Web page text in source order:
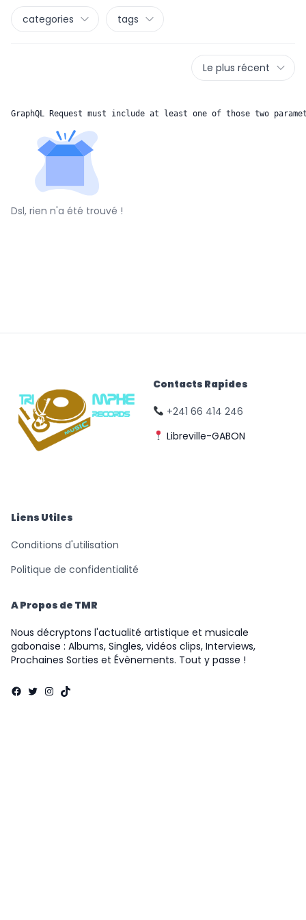
categories tags
Le plus récent
GraphQL Request must include at least one of those two
Dsl, rien n'a été trouvé !
Contacts Rapides
+241 66 414 246
Libreville-GABON
Liens Utiles
Conditions d'utilisation
Politique de confidentialité
A Propos de TMR
Nous décryptons l'actualité artistique et musicale
gabonaise : Albums, Singles, vidéos clips, Interviews,
Prochaines Sorties et Évènements. Tout y passe !
Facebook
Twitter
Instagram
TikTok